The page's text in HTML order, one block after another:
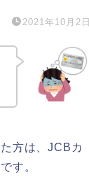
2021年10月2日
方は、JCBカ
す。